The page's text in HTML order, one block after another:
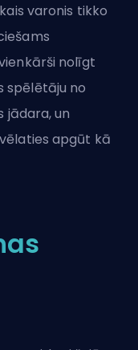
varonis tikko
nolīgt
spēlētāju no
jādara, un
apgūt kā